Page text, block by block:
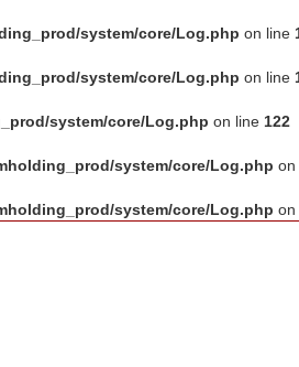
system/core/Log.php on line
system/core/Log.php on line
system/core/Log.php on line 122
system/core/Log.php on
system/core/Log.php on